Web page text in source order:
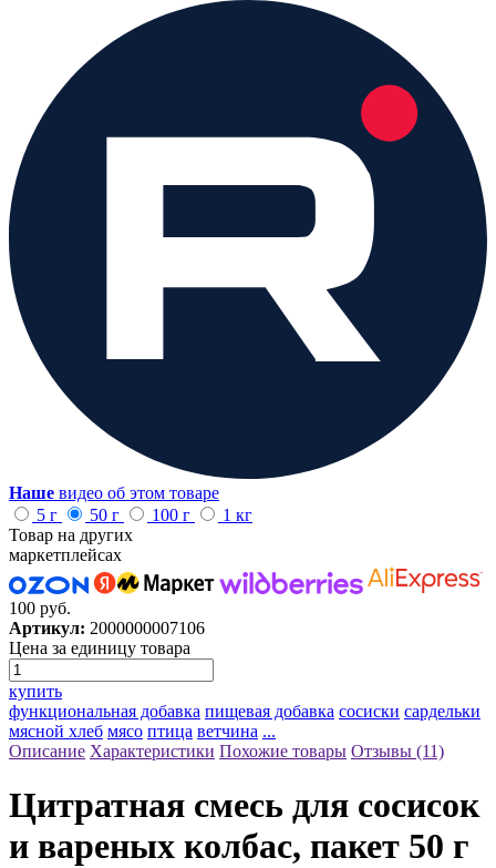
Наше видео об этом товаре
5 г
50 г 100 г
1 кг
Товар на других
маркетплейсах
100 руб.
Артикул: 2000000007106
Цена за единицу товара
купить
функциональная добавка пищевая добавка сосиски сардельки
мясной хлеб мясо птица ветчина ...
Описание Характеристики Похожие товары Отзывы (11)
Цитратная смесь для сосисок
и вареных колбас, пакет 50 г